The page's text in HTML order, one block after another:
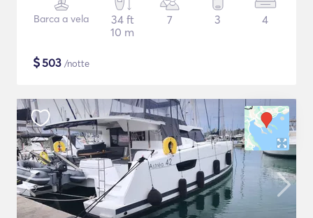
Barca a vela
34 ft
10 m
7 3 4
$503 /notte